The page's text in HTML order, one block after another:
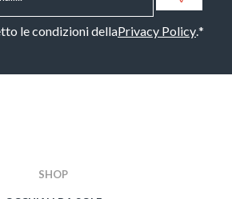
le condizioni dellaPrivacy Policy.*
SHOP